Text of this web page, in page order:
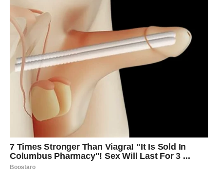
Jedna osoba ima važnu poruku za
vas
Zvijezde pokazuju da će određena osoba imati snažan
uticaj na događaje koji slijede.
To može biti neko iz vaše prošlosti.
Može biti prijatelj.
Može biti osoba koju ćete tek upoznati.